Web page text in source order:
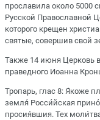
прославила около 5000
Русской Православной
которого крещен
святые, совершив свой
Также 14 июня Церковь
праведного Иоанна
Тропарь, глас 8: Я́коже
земля́ Росси́йская
просия́вшия. Тех